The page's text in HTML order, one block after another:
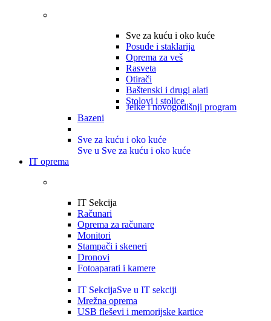
Sve za kuću i oko kuće
Posuđe i staklarija
Oprema za veš
Rasveta
Otirači
Baštenski i drugi alati
Stolovi i stolice
Jelke i novogodišnji program
Bazeni
Sve za kuću i oko kuće
Sve u Sve za kuću i oko kuće
IT oprema
IT Sekcija
Računari
Oprema za računare
Monitori
Stampači i skeneri
Dronovi
Fotoaparati i kamere
IT SekcijaSve u IT sekciji
Mrežna oprema
USB fleševi i memorijske kartice